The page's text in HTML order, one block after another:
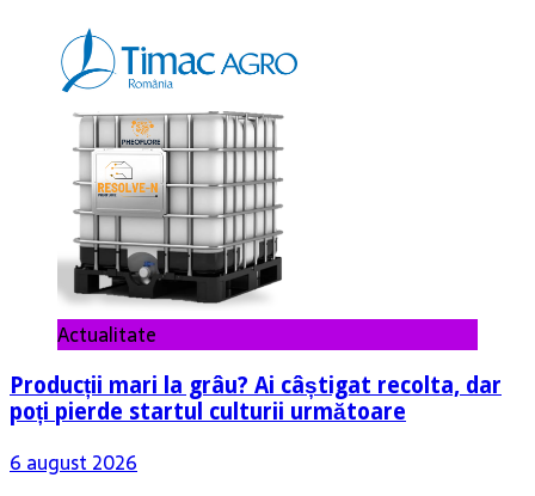
Actualitate
Producții mari la grâu? Ai câștigat recolta, dar
poți pierde startul culturii următoare
6 august 2026